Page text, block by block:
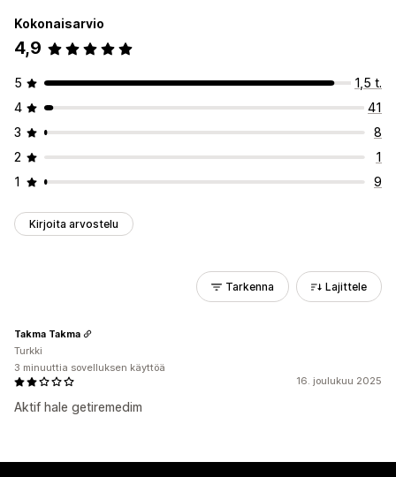
Kokonaisarvio
4,9
5
1,5 t.
4
41
3
8
2
1
1
9
Kirjoita arvostelu
Tarkenna Lajittele
16. joulukuu 2025
Aktif hale getiremedim
Takma Takma
Turkki
3 minuuttia sovelluksen käyttöä